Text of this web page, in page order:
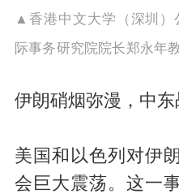
▲香港中文大学（深圳）
际事务研究院院长郑永年
伊朗硝烟弥漫，中东
美国和以色列对伊
会巨大震荡。这一